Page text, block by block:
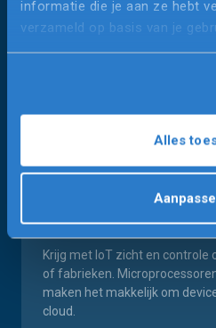
informatie die je aan ze hebt
verzameld op basis van je
Alles
smartphone. Sommige
met een native app.
IoT & Connected
Krijg met IoT zicht en controle
of fabrieken.
maken het makkelijk om
cloud.